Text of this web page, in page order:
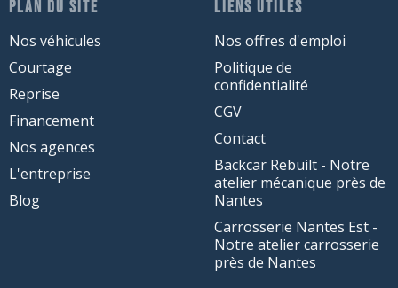
PLAN DU SITE
Nos véhicules
Courtage
Reprise
Financement
Nos agences
L'entreprise
Blog
LIENS UTILES
Nos offres d'emploi
Politique de
confidentialité
CGV
Contact
Backcar Rebuilt - Notre
atelier mécanique près de
Nantes
Carrosserie Nantes Est -
Notre atelier carrosserie
près de Nantes